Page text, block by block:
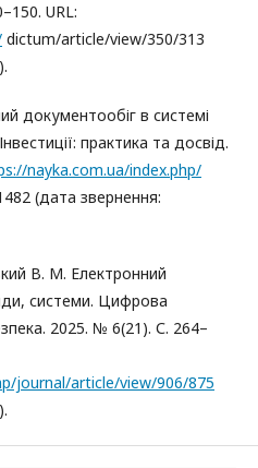
URL:
dictum/article/view/350/313
документообіг в системі
практика та досвід.
nayka.com.ua/index.php/
(дата звернення:
В. М. Електронний
системи. Цифрова
2025. № 6(21). С. 264–
journal/article/view/906/875